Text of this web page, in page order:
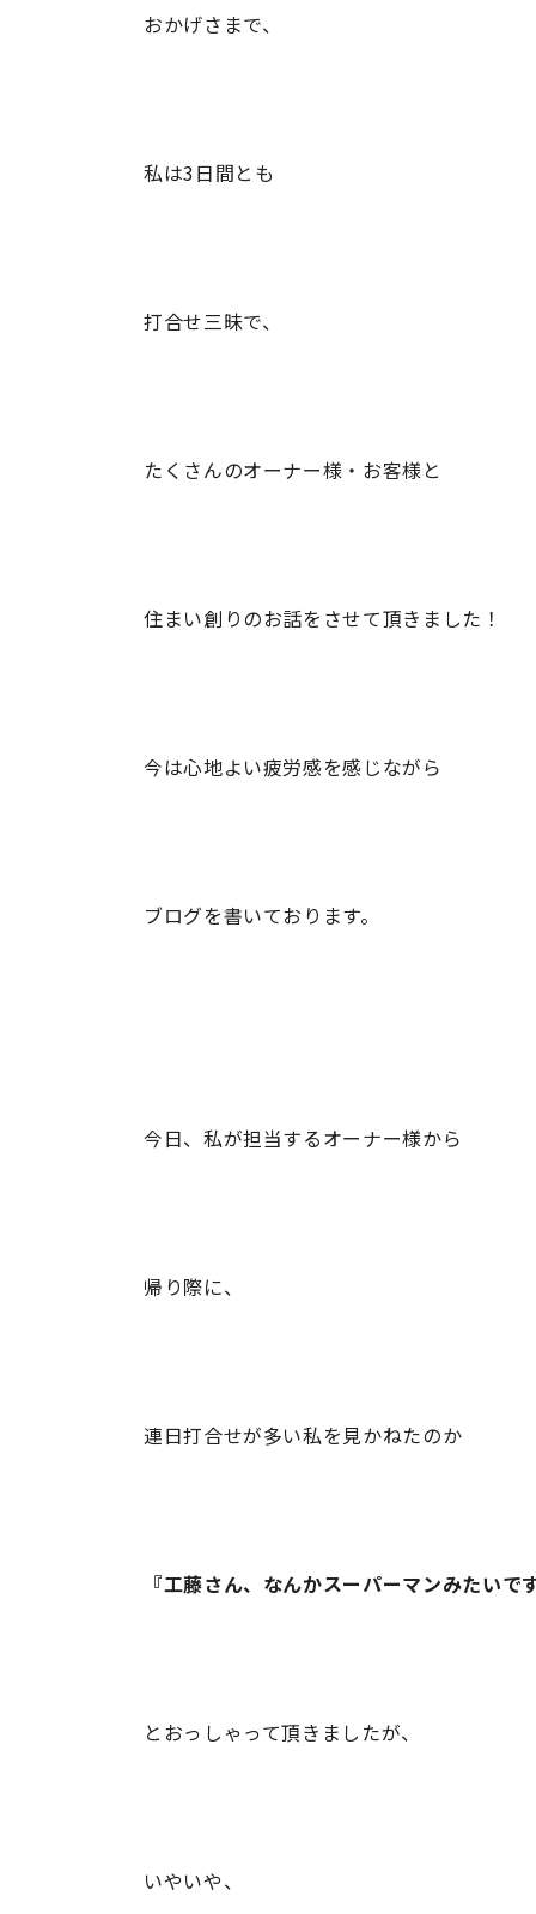
おかげさまで、
私は3日間とも
打合せ三昧で、
たくさんのオーナー様・お客様と
住まい創りのお話をさせて頂きました！
今は心地よい疲労感を感じながら
ブログを書いております。
今日、私が担当するオーナー様から
帰り際に、
連日打合せが多い私を見かねたのか
『工藤さん、なんかスーパーマンみたいで
とおっしゃって頂きましたが、
いやいや、